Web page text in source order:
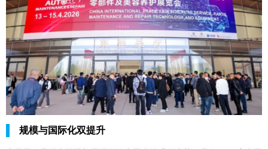
规模与国际化双提升